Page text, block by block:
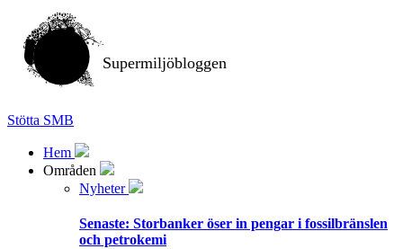
Supermiljöbloggen
Stötta SMB
Hem
Områden
Nyheter
Senaste: Storbanker öser in pengar i fossilbränslen
och petrokemi